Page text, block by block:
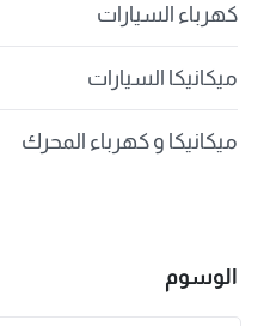
كهرباء السيارات
ميكانيكا السيارات
ميكانيكا و كهرباء المحرك
الوسوم